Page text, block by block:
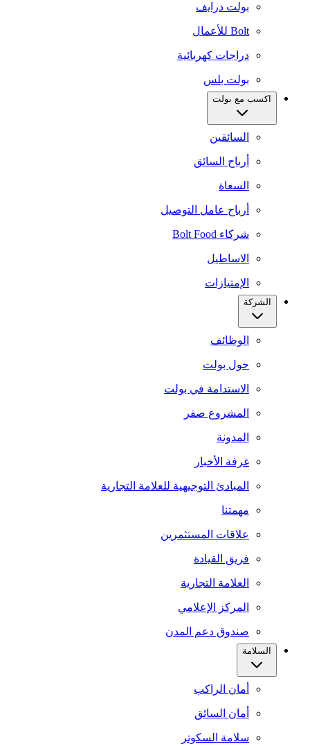
بولت درايف
Bolt للأعمال
دراجات كهربائية
بولت بلس
اكسب مع بولت
السائقين
أرباح السائق
السعاة
أرباح عامل التوصيل
شركاء Bolt Food
الاساطيل
الإمتيازات
الشركة
الوظائف
حول بولت
الاستدامة في بولت
المشروع صفر
المدونة
غرفة الأخبار
المبادئ التوجيهية للعلامة التجارية
مهمتنا
علاقات المستثمرين
فريق القيادة
العلامة التجارية
المركز الإعلامي
صندوق دعم المدن
السلامة
أمان الراكب
أمان السائق
سلامة السكوتر